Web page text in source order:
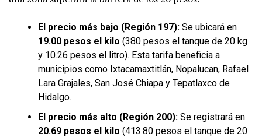
El precio más bajo (Región 197): Se ubicará en
19.00 pesos el kilo (380 pesos el tanque de 20 kg
y 10.26 pesos el litro). Esta tarifa beneficia a
municipios como Ixtacamaxtitlán, Nopalucan, Rafael
Lara Grajales, San José Chiapa y Tepatlaxco de
Hidalgo.
El precio más alto (Región 200): Se registrará en
20.69 pesos el kilo (413.80 pesos el tanque de 20